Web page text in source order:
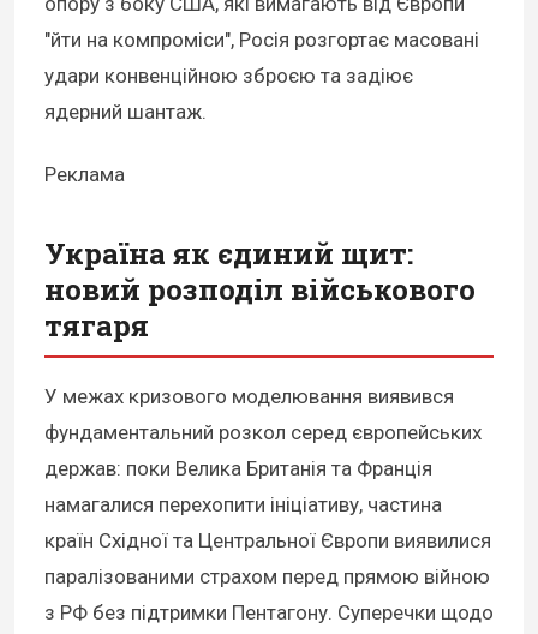
"йти на компроміси", Росія розгортає масовані
удари конвенційною зброєю та задіює
ядерний шантаж.
Реклама
Україна як єдиний щит:
новий розподіл військового
тягаря
У межах кризового моделювання виявився
фундаментальний розкол серед європейських
держав: поки Велика Британія та Франція
намагалися перехопити ініціативу, частина
країн Східної та Центральної Європи виявилися
паралізованими страхом перед прямою війною
з РФ без підтримки Пентагону. Суперечки щодо